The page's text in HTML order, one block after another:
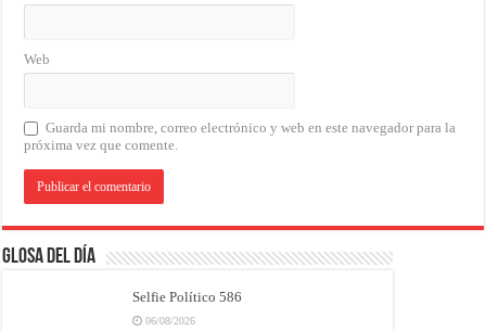
Web
Guarda mi nombre, correo electrónico y web en este navegador para la
próxima vez que comente.
Glosa del Día
Selfie Político 586
06/08/2026